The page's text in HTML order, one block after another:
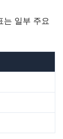
는 일부 주요